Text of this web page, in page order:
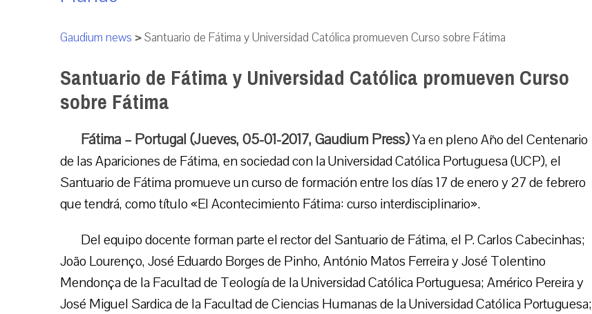
Gaudium news >Santuario de Fátima y Universidad Católica promueven Curso sobre Fátima
Santuario de Fátima y Universidad Católica promueven Curso
sobre Fátima
Fátima – Portugal (Jueves, 05-01-2017, Gaudium Press)Ya en pleno Año del Centenario
de las Apariciones de Fátima, en sociedad con la Universidad Católica Portuguesa (UCP), el
Santuario de Fátima promueve un curso de formación entre los días 17 de enero y 27 de febrero
que tendrá, como título «El Acontecimiento Fátima: curso interdisciplinario».
Del equipo docente forman parte el rector del Santuario de Fátima, el P. Carlos Cabecinhas;
João Lourenço, José Eduardo Borges de Pinho, António Matos Ferreira y José Tolentino
Mendonça de la Facultad de Teología de la Universidad Católica Portuguesa; Américo Pereira y
José Miguel Sardica de la Facultad de Ciencias Humanas de la Universidad Católica Portuguesa;